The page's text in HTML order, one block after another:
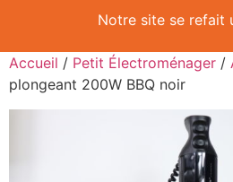
Notre site se refait
Accueil / Petit Électroménager /
plongeant 200W BBQ noir